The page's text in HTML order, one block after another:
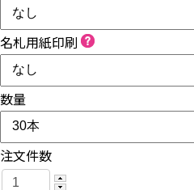
名札用紙印刷
数量
注文件数